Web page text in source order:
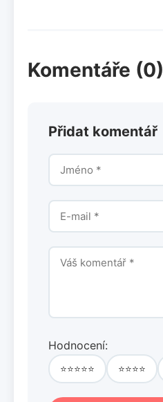
Komentáře (0)
Přidat komentář
Hodnocení:
⭐⭐⭐⭐⭐ ⭐⭐⭐⭐